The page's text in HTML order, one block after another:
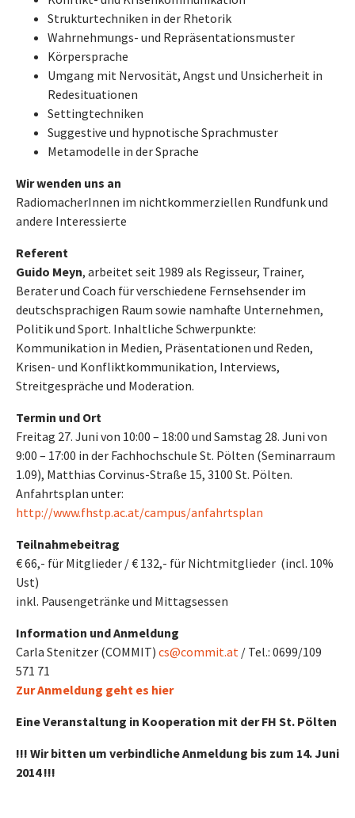
Strukturtechniken in der Rhetorik
Wahrnehmungs- und Repräsentationsmuster
Körpersprache
Umgang mit Nervosität, Angst und Unsicherheit in
Redesituationen
Settingtechniken
Suggestive und hypnotische Sprachmuster
Metamodelle in der Sprache
Wir wenden uns an
RadiomacherInnen im nichtkommerziellen Rundfunk und
andere Interessierte
Referent
Guido Meyn, arbeitet seit 1989 als Regisseur, Trainer,
Berater und Coach für verschiedene Fernsehsender im
deutschsprachigen Raum sowie namhafte Unternehmen,
Politik und Sport. Inhaltliche Schwerpunkte:
Kommunikation in Medien, Präsentationen und Reden,
Krisen- und Konfliktkommunikation, Interviews,
Streitgespräche und Moderation.
Termin und Ort
Freitag 27. Juni von 10:00 – 18:00 und Samstag 28. Juni von
9:00 – 17:00 in der Fachhochschule St. Pölten (Seminarraum
1.09), Matthias Corvinus-Straße 15, 3100 St. Pölten.
Anfahrtsplan unter:
http://www.fhstp.ac.at/campus/anfahrtsplan
Teilnahmebeitrag
€ 66,- für Mitglieder / € 132,- für Nichtmitglieder (incl. 10%
Ust)
inkl. Pausengetränke und Mittagsessen
Information und Anmeldung
Carla Stenitzer (COMMIT) cs@commit.at / Tel.: 0699/109
571 71
Zur Anmeldung geht es hier
Eine Veranstaltung in Kooperation mit der FH St. Pölten
!!! Wir bitten um verbindliche Anmeldung bis zum 14. Juni
2014 !!!